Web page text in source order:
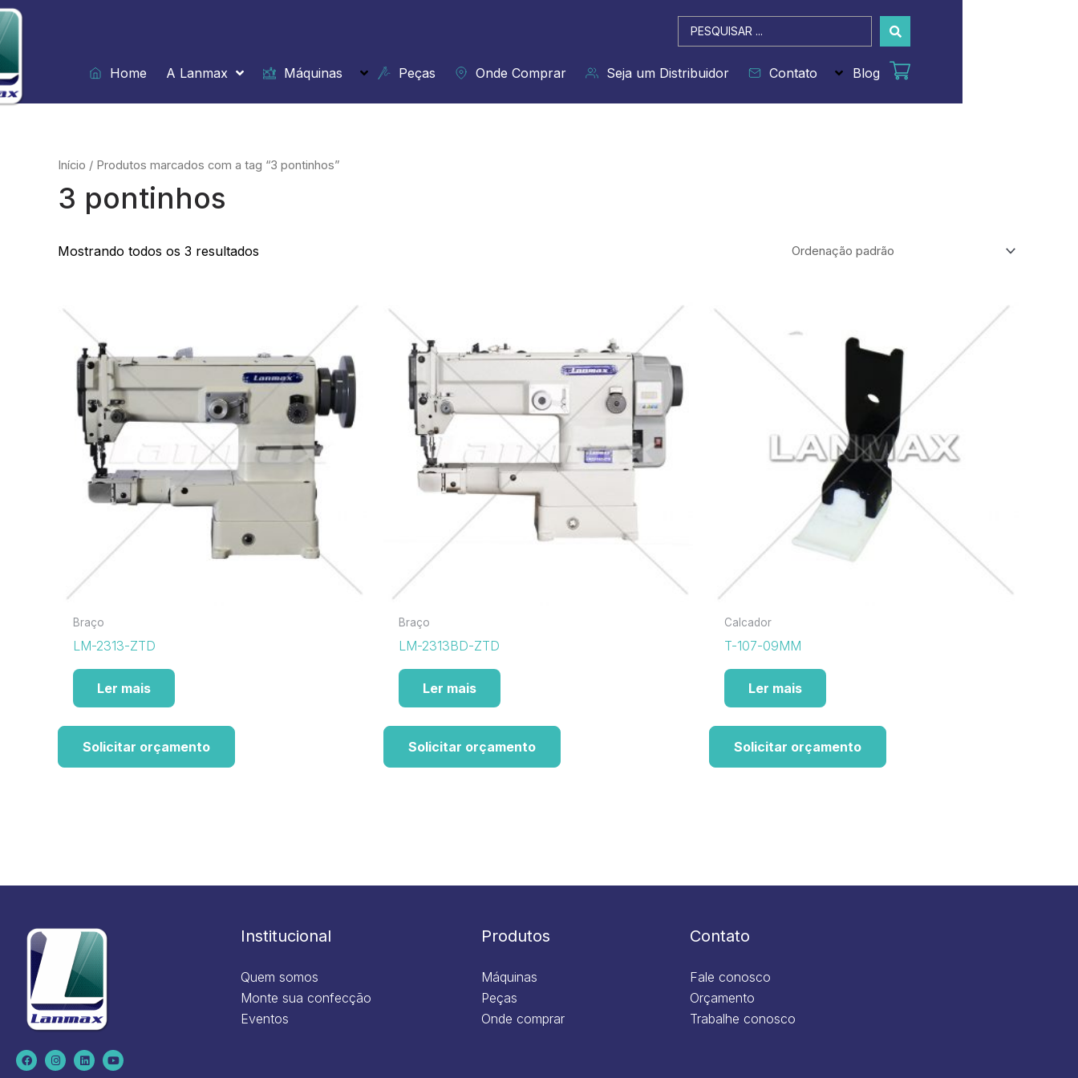
Ir
para
o
conteúdo
Pesquisar
...
Home
A Lanmax Máquinas Peças Onde Comprar Seja um Distribuidor Contato Blog
Início / Produtos marcados com a tag “3 pontinhos”
3 pontinhos
Mostrando todos os 3 resultados
Braço
LM-2313-ZTD
Ler mais
Solicitar orçamento
Braço
LM-2313BD-ZTD
Ler mais
Solicitar orçamento
Calcador
T-107-09MM
Ler mais
Solicitar orçamento
F
a
c
I
n
s
L
i
n
Y
o
u
Institucional
Quem somos
Monte sua confecção
Eventos
Produtos
Máquinas
Peças
Onde comprar
Contato
Fale conosco
Orçamento
Trabalhe conosco